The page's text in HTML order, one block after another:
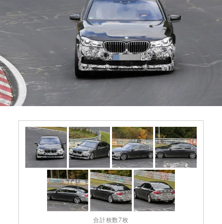
合計枚数7枚